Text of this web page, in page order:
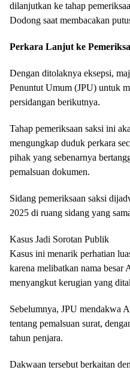
dilanjutkan ke tahap
Dodong saat membacakan
Perkara Lanjut ke
Dengan ditolaknya eksepsi,
Penuntut Umum (JPU) untuk
persidangan berikutnya.
Tahap pemeriksaan saksi ini
mengungkap duduk perkara
pihak yang sebenarnya
pemalsuan dokumen.
Sidang pemeriksaan saksi
2025 di ruang sidang yang
Kasus Jadi Sorotan Publik
Kasus ini menarik perhatian
karena melibatkan nama
menyangkut kerugian yang
Sebelumnya, JPU mendakwa
tentang pemalsuan surat,
tahun penjara.
Dakwaan tersebut berkaitan